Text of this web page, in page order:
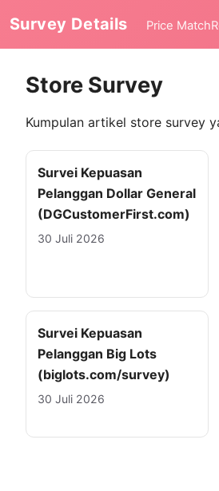
Survey Details Price Match
Store Survey
Kumpulan artikel store survey
Survei Kepuasan
Pelanggan Dollar General
(DGCustomerFirst.com)
30 Juli 2026
Survei Kepuasan
Pelanggan Big Lots
(biglots.com/survey)
30 Juli 2026